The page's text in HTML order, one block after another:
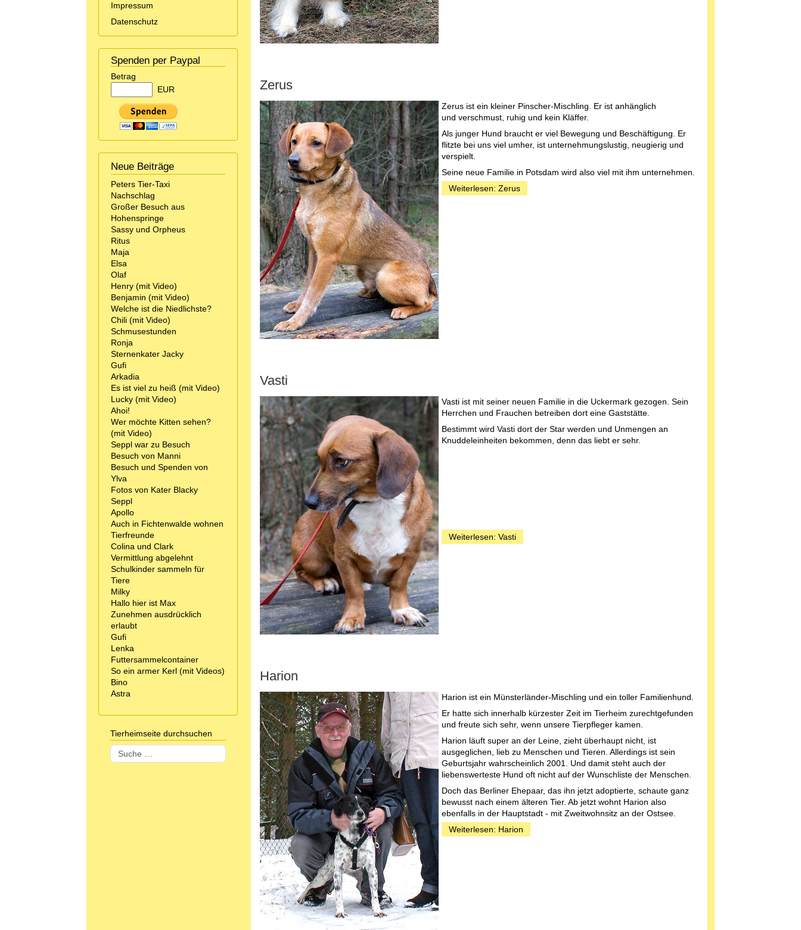
Impressum
Datenschutz
Spenden per Paypal
Betrag
EUR
Neue Beiträge
Peters Tier-Taxi
Nachschlag
Großer Besuch aus
Hohenspringe
Sassy und Orpheus
Ritus
Maja
Elsa
Olaf
Henry (mit Video)
Benjamin (mit Video)
Welche ist die Niedlichste?
Chili (mit Video)
Schmusestunden
Ronja
Sternenkater Jacky
Gufi
Arkadia
Es ist viel zu heiß (mit Video)
Lucky (mit Video)
Ahoi!
Wer möchte Kitten sehen?
(mit Video)
Seppl war zu Besuch
Besuch von Manni
Besuch und Spenden von
Ylva
Fotos von Kater Blacky
Seppl
Apollo
Auch in Fichtenwalde wohnen
Tierfreunde
Colina und Clark
Vermittlung abgelehnt
Schulkinder sammeln für
Tiere
Milky
Hallo hier ist Max
Zunehmen ausdrücklich
erlaubt
Gufi
Lenka
Futtersammelcontainer
So ein armer Kerl (mit Videos)
Bino
Astra
Tierheimseite durchsuchen
Suchen
Zerus
Zerus ist ein kleiner Pinscher-Mischling. Er ist anhänglich
und verschmust, ruhig und kein Kläffer.
Als junger Hund braucht er viel Bewegung und Beschäftigung. Er
flitzte bei uns viel umher, ist unternehmungslustig, neugierig und
verspielt.
Seine neue Familie in Potsdam wird also viel mit ihm unternehmen.
Weiterlesen: Zerus
Vasti
Vasti ist mit seiner neuen Familie in die Uckermark gezogen. Sein
Herrchen und Frauchen betreiben dort eine Gaststätte.
Bestimmt wird Vasti dort der Star werden und Unmengen an
Knuddeleinheiten bekommen, denn das liebt er sehr.
Weiterlesen: Vasti
Harion
Harion ist ein Münsterländer-Mischling und ein toller Familienhund.
Er hatte sich innerhalb kürzester Zeit im Tierheim zurechtgefunden
und freute sich sehr, wenn unsere Tierpfleger kamen.
Harion läuft super an der Leine, zieht überhaupt nicht, ist
ausgeglichen, lieb zu Menschen und Tieren. Allerdings ist sein
Geburtsjahr wahrscheinlich 2001. Und damit steht auch der
liebenswerteste Hund oft nicht auf der Wunschliste der Menschen.
Doch das Berliner Ehepaar, das ihn jetzt adoptierte, schaute ganz
bewusst nach einem älteren Tier. Ab jetzt wohnt Harion also
ebenfalls in der Hauptstadt - mit Zweitwohnsitz an der Ostsee.
Weiterlesen: Harion